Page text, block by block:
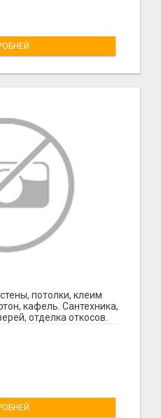
потолки, клеим
кафель. Сантехника,
отделка откосов.